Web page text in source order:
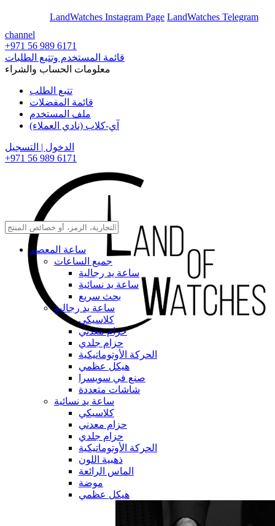
LandWatches Instagram Page LandWatches Telegram
channel
+971 56 989 6171
قائمة المستخدم وتتبع الطلبات
معلومات الحساب والشراء
تتبع الطلب
قائمة المفضلات
ملف المستخدم
آي-كلاب (نادي العملاء)
الدخول | التسجيل
+971 56 989 6171
ساعة المعصم
جميع الساعات
ساعة يد رجالية
ساعة يد نسائية
بحث سريع
ساعة يد رجالية
كلاسيكي
حزام معدني
حزام جلدي
الحركة الأوتوماتيكية
هيكل عظمي
صنع في سويسرا
شاشات متعددة
ساعة يد نسائية
كلاسيكي
حزام معدني
حزام جلدي
الحركة الأوتوماتيكية
ذهبية اللون
الماس الرائعة
موضة
هيكل عظمي